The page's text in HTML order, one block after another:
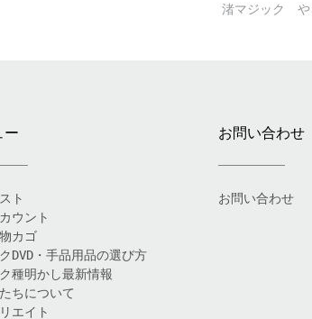
渚マジック や
ー
ト
ウント
カゴ
DVD・手品用品の選び方
種明かし最新情報
ちについて
エイト
お問い合わせ
お問い合わせ